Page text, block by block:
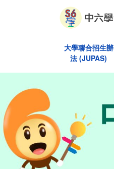
大學聯合招生辦
法 (JUPAS)